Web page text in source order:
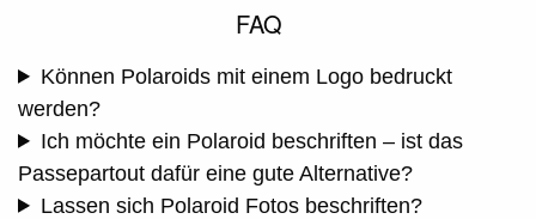
FAQ
Können Polaroids mit einem Logo bedruckt
werden?
Ich möchte ein Polaroid beschriften – ist das
Passepartout dafür eine gute Alternative?
Lassen sich Polaroid Fotos beschriften?